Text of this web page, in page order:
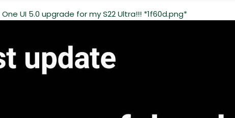
UI 5.0 upgrade for my S22 Ultra!!! *1f60d.png*